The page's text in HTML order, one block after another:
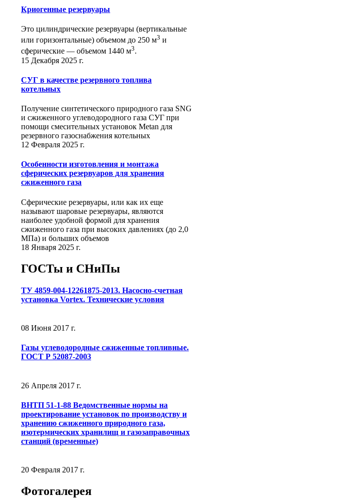
Криогенные резервуары
Это цилиндрические резервуары (вертикальные
или горизонтальные) объемом до 250 м3 и
сферические ― объемом 1440 м3.
15 Декабря 2025 г.
СУГ в качестве резервного топлива
котельных
Получение синтетического природного газа SNG
и сжиженного углеводородного газа СУГ при
помощи смесительных установок Metan для
резервного газоснабжения котельных
12 Февраля 2025 г.
Особенности изготовления и монтажа
сферических резервуаров для хранения
сжиженного газа
Сферические резервуары, или как их еще
называют шаровые резервуары, являются
наиболее удобной формой для хранения
сжиженного газа при высоких давлениях (до 2,0
МПа) и больших объемов
18 Января 2025 г.
ГОСТы и СНиПы
ТУ 4859-004-12261875-2013. Насосно-счетная
установка Vortex. Технические условия
08 Июня 2017 г.
Газы углеводородные сжиженные топливные.
ГОСТ Р 52087-2003
26 Апреля 2017 г.
ВНТП 51-1-88 Ведомственные нормы на
проектирование установок по производству и
хранению сжиженного природного газа,
изотермических хранилищ и газозаправочных
станций (временные)
20 Февраля 2017 г.
Фотогалерея